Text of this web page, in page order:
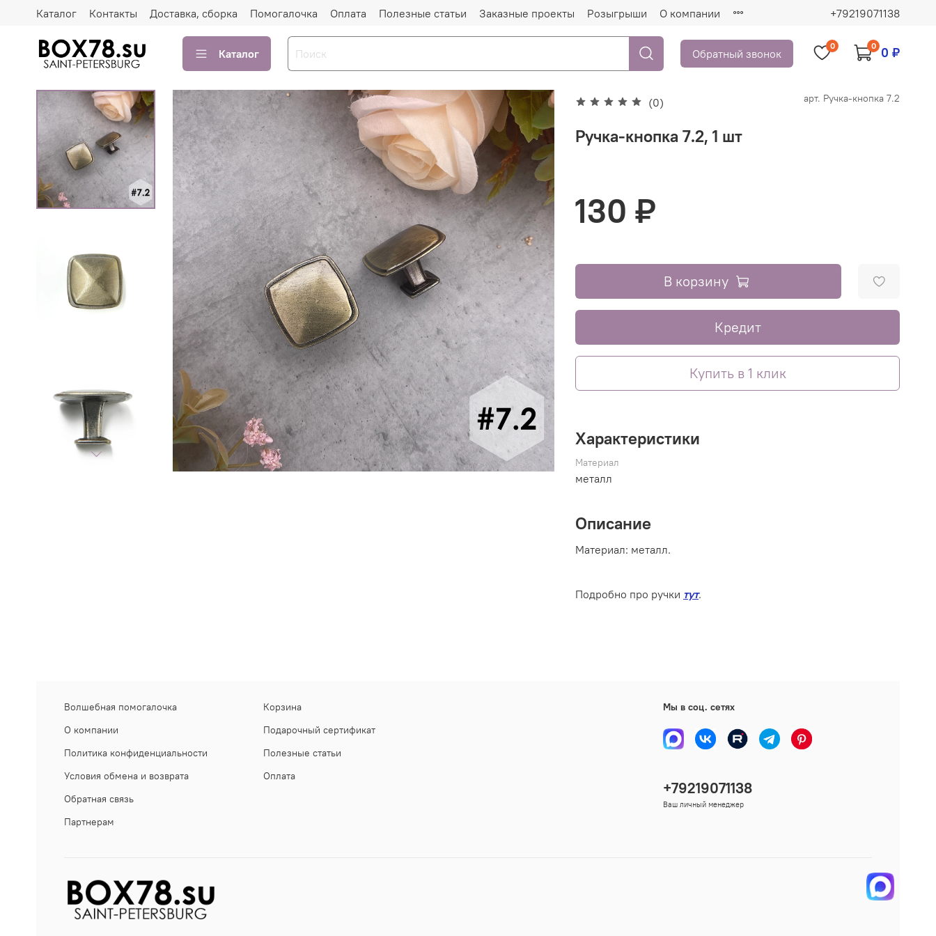
Каталог Контакты Доставка, сборка Помогалочка Оплата Полезные статьи Заказные проекты Розыгрыши О компании +79219071138
Каталог Обратный звонок
0 0 0 ₽
(0) арт. Ручка-кнопка 7.2
Ручка-кнопка 7.2, 1 шт
130 ₽
В корзину
Кредит
Купить в 1 клик
Характеристики
Материал
металл
Описание
Материал: металл.
Подробно про ручки тут.
Волшебная помогалочка
О компании
Политика конфиденциальности
Условия обмена и возврата
Обратная связь
Партнерам
Корзина
Подарочный сертификат
Полезные статьи
Оплата
Мы в соц. сетях
+79219071138
Ваш личный менеджер